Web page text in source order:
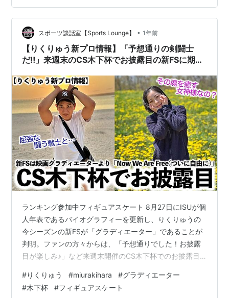
トなんて、全く一切興味ないオイラが感動しました。鳥
肌が立った(笑)。そしてウルウルし…
スポーツ談話室【Sports Lounge】 • 1年前
【りくりゅう新プロ情報】「予想通りの剣闘士
だ‼︎」来週末のCS木下杯でお披露目の新FSに期待
ランキング参加中フィギュアスケート 8月27日にISUが個
人年表であるバイオグラフィーを更新し、りくりゅうの
今シーズンの新FSが「グラディエーター」であることが
判明。ファンの方々からは、「予想通りでした！お披露
目が楽しみ♪」など来週末開催のCS木下杯でのお披露目
われていたスケートオンタリオに出場していた2人。継続
プロであるSPの「PAINT IT BLACK」は随所にブラッシ
#りくりゅう #miurakihara #グラディエーター
#木下杯 #フィギュアスケート